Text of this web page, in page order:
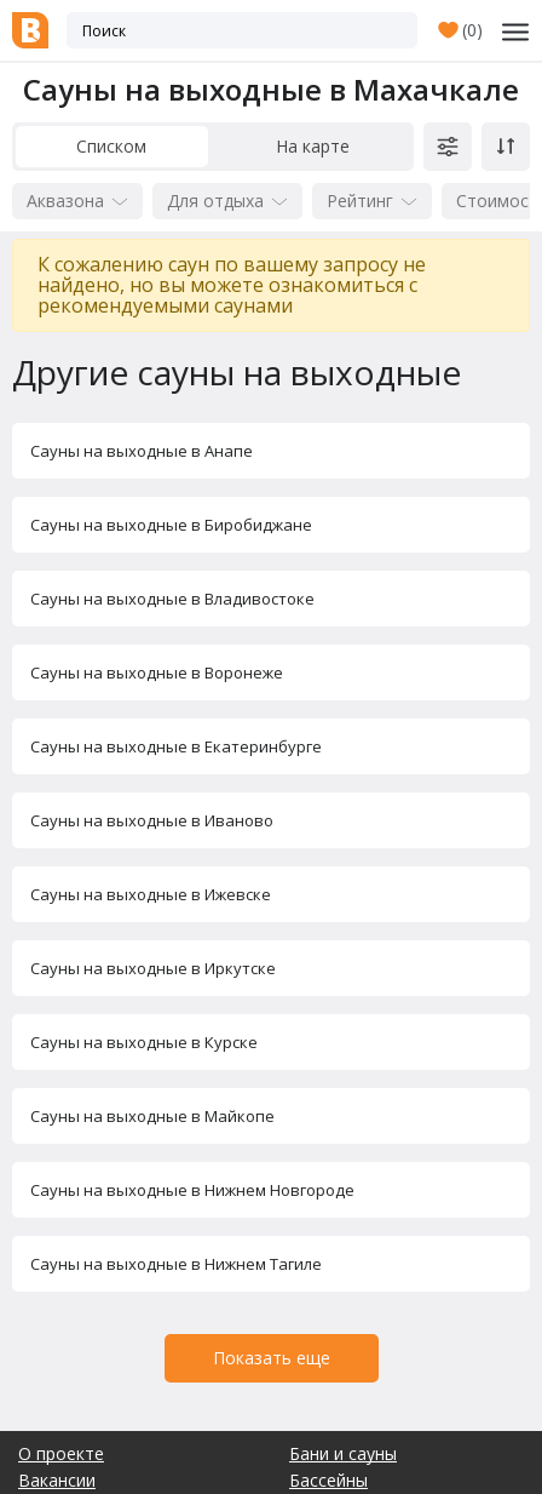
(0)
Сауны на выходные в Махачкале
Списком На карте
Аквазона Для отдыха Рейтинг
К сожалению саун по вашему запросу не
найдено, но вы можете ознакомиться с
рекомендуемыми саунами
Другие сауны на выходные
Сауны на выходные в Анапе
Сауны на выходные в Биробиджане
Сауны на выходные в Владивостоке
Сауны на выходные в Воронеже
Сауны на выходные в Екатеринбурге
Сауны на выходные в Иваново
Сауны на выходные в Ижевске
Сауны на выходные в Иркутске
Сауны на выходные в Курске
Сауны на выходные в Майкопе
Сауны на выходные в Нижнем Новгороде
Сауны на выходные в Нижнем Тагиле
Показать еще
О проекте
Вакансии
Бани и сауны
Бассейны